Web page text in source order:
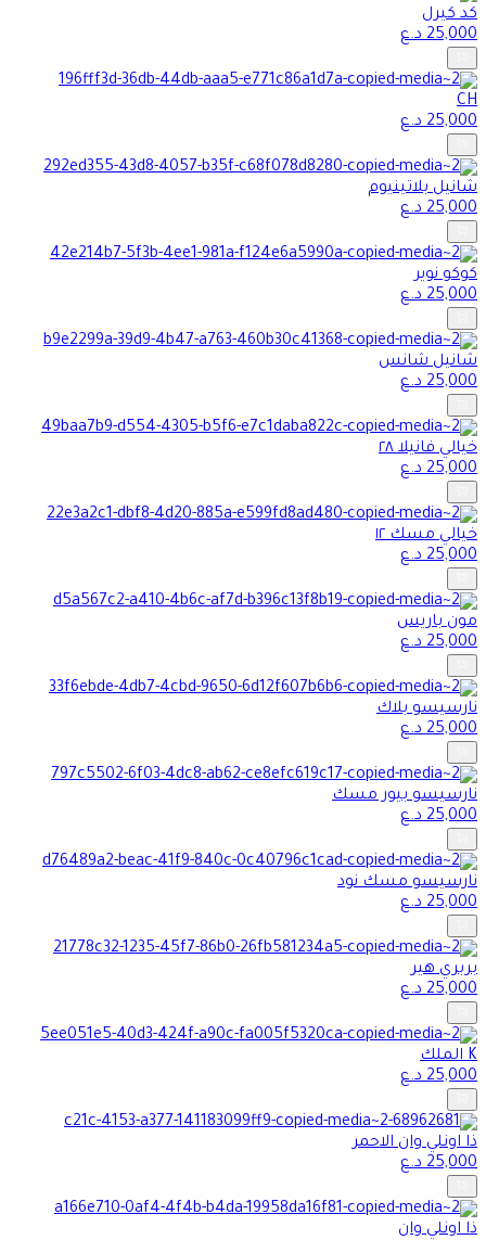
كد كيرل
25,000د.ع
CH
25,000د.ع
شانيل بلاتينيوم
25,000د.ع
كوكو نوير
25,000د.ع
شانيل شانس
25,000د.ع
خيالي فانيلا ٢٨
25,000د.ع
خيالي مسك ١٢
25,000د.ع
مون باريس
25,000د.ع
نارسيسو بلاك
25,000د.ع
نارسيسو بيور مسك
25,000د.ع
نارسيسو مسك نود
25,000د.ع
بربري هير
25,000د.ع
K الملك
25,000د.ع
ذا اونلي وان الاحمر
25,000د.ع
ذا اونلي وان